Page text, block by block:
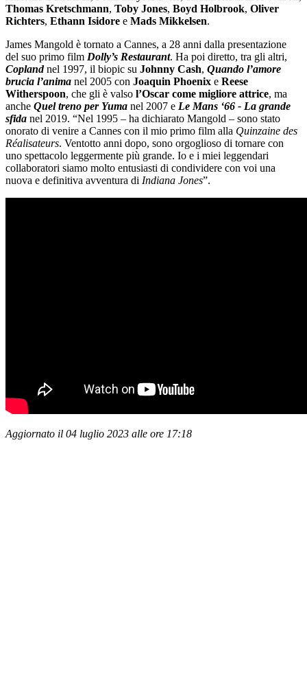
Thomas Kretschmann, Toby Jones, Boyd Holbrook, Oliver
Richters, Ethann Isidore e Mads Mikkelsen.
James Mangold è tornato a Cannes, a 28 anni dalla presentazione
del suo primo film Dolly’s Restaurant. Ha poi diretto, tra gli altri,
Coplandnel 1997, il biopic su Johnny Cash, Quando l’amore
brucia l’anima nel 2005 con Joaquin Phoenix e Reese
Witherspoon, che gli è valso l’Oscar come migliore attrice, ma
anche Quel treno per Yuma nel 2007 e Le Mans ‘66 - La grande
sfida nel 2019. “Nel 1995 – ha dichiarato Mangold – sono stato
onorato di venire a Cannes con il mio primo film alla Quinzaine des
Réalisateurs. Ventotto anni dopo, sono orgoglioso di tornare con
uno spettacolo leggermente più grande. Io e i miei leggendari
collaboratori siamo molto entusiasti di condividere con voi una
nuova e definitiva avventura di Indiana Jones”.
Aggiornato il 04 luglio 2023 alle ore 17:18